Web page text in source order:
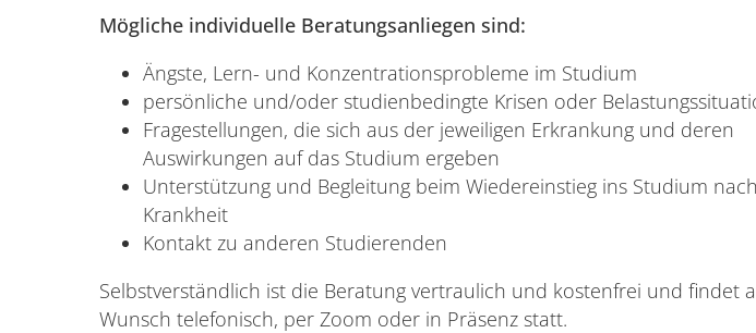
Mögliche individuelle Beratungsanliegen sind:
Ängste, Lern- und Konzentrationsprobleme im Studium
persönliche und/oder studienbedingte Krisen oder
Fragestellungen, die sich aus der jeweiligen Erkrankung und deren
Auswirkungen auf das Studium ergeben
Unterstützung und Begleitung beim Wiedereinstieg ins Studium nach
Krankheit
Kontakt zu anderen Studierenden
Selbstverständlich ist die Beratung vertraulich und kostenfrei und findet
Wunsch telefonisch, per Zoom oder in Präsenz statt.